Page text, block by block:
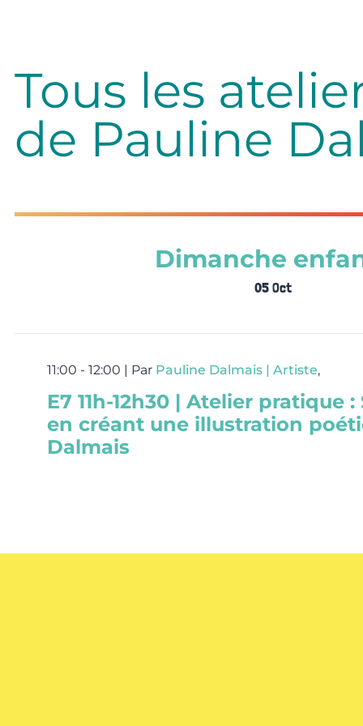
Tous les
de Pauline
Dimanche
05 Oct
11:00 - 12:00 | Par Pauline Dalmais | Artiste,
E7 11h-12h30 | Atelier pratique
en créant une illustration
Dalmais